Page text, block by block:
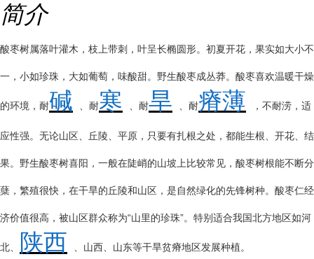
简介
酸枣树属落叶灌木，枝上带刺，叶呈长椭圆形。初夏开花，果实如大小不
一，小如珍珠，大如葡萄，味酸甜。野生酸枣成丛莽。酸枣喜欢温暖干燥
的环境，耐碱 、耐寒 、耐旱 、耐瘠薄 ，不耐涝，适
应性强。无论山区、丘陵、平原，只要有扎根之处，都能生根、开花、结
果。野生酸枣树喜阳，一般在陡峭的山坡上比较常见，酸枣树根能不断分
蘖，繁殖很快，在干旱的丘陵和山区，是自然绿化的先锋树种。酸枣仁经
济价值很高，被山区群众称为“山里的珍珠”。特别适合我国北方地区如河
北、 陕西 、山西、山东等干旱贫瘠地区发展种植。